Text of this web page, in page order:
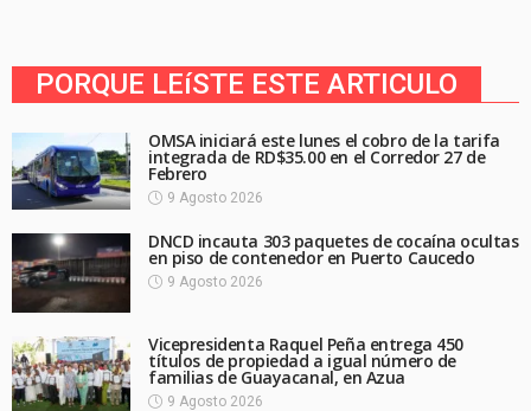
PORQUE LEíSTE ESTE ARTICULO
OMSA iniciará este lunes el cobro de la tarifa
integrada de RD$35.00 en el Corredor 27 de
Febrero
9 Agosto 2026
DNCD incauta 303 paquetes de cocaína ocultas
en piso de contenedor en Puerto Caucedo
9 Agosto 2026
Vicepresidenta Raquel Peña entrega 450
títulos de propiedad a igual número de
familias de Guayacanal, en Azua
9 Agosto 2026